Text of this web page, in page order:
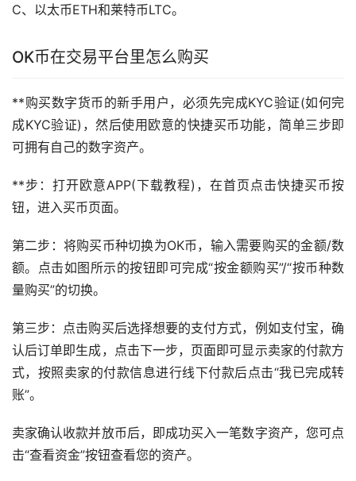
C、以太币ETH和莱特币LTC。
OK币在交易平台里怎么购买
**购买数字货币的新手用户，必须先完成KYC验证(如何完
成KYC验证)，然后使用欧意的快捷买币功能，简单三步即
可拥有自己的数字资产。
**步：打开欧意APP(下载教程)，在首页点击快捷买币按
钮，进入买币页面。
第二步：将购买币种切换为OK币，输入需要购买的金额/数
额。点击如图所示的按钮即可完成“按金额购买”/“按币种数
量购买”的切换。
第三步：点击购买后选择想要的支付方式，例如支付宝，确
认后订单即生成，点击下一步，页面即可显示卖家的付款方
式，按照卖家的付款信息进行线下付款后点击“我已完成转
账”。
卖家确认收款并放币后，即成功买入一笔数字资产，您可点
击“查看资金”按钮查看您的资产。